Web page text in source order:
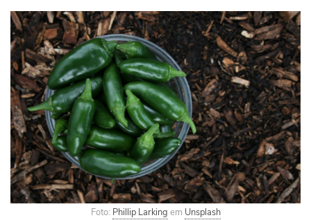
Foto: Phillip Larking em Unsplash